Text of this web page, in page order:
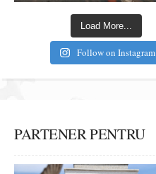
Load More...
Follow on Instagram
PARTENER PENTRU